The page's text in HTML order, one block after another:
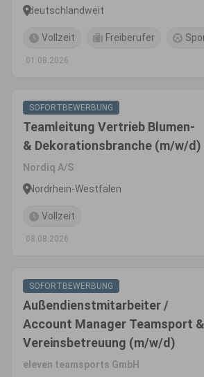
deutschlandweit
Vollzeit Freiberufer
01.08.2026
SOFORTBEWERBUNG
Teamleitung Vertrieb Blumen-
& Dekorationsbranche (m/w/d)
Nordiq A/S
Nordrhein-Westfalen
Vollzeit
08.08.2026
SOFORTBEWERBUNG
Außendienstmitarbeiter /
Account Manager Teamsport &
Vereinsbetreuung (m/w/d)
eleven teamsports GmbH